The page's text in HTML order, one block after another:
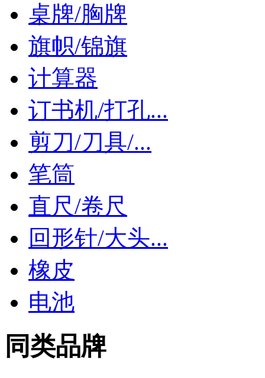
桌牌/胸牌
旗帜/锦旗
计算器
订书机/打孔...
剪刀/刀具/...
笔筒
直尺/卷尺
回形针/大头...
橡皮
电池
同类品牌